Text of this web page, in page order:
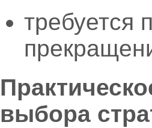
требуется
выбора